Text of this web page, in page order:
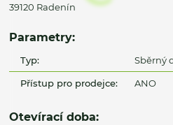
39120 Radenín
Parametry:
Typ: Sběrný
Přístup pro prodejce: ANO
Otevírací doba: